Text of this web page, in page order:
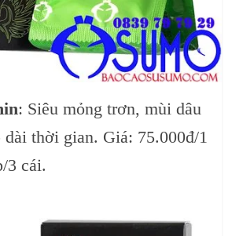
: Siêu mỏng trơn, mùi dâu
dài thời gian. Giá: 75.000đ/1
3 cái.